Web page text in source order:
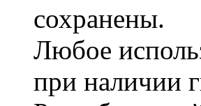
сохранены.
Любое
при наличии